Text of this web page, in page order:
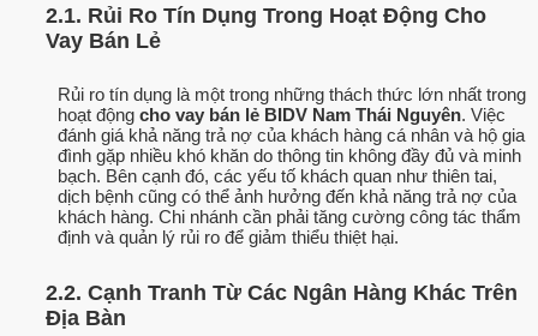
2.1. Rủi Ro Tín Dụng Trong Hoạt Động Cho
Vay Bán Lẻ
Rủi ro tín dụng là một trong những thách thức lớn nhất trong
hoạt động cho vay bán lẻ BIDV Nam Thái Nguyên. Việc
đánh giá khả năng trả nợ của khách hàng cá nhân và hộ gia
đình gặp nhiều khó khăn do thông tin không đầy đủ và minh
bạch. Bên cạnh đó, các yếu tố khách quan như thiên tai,
dịch bệnh cũng có thể ảnh hưởng đến khả năng trả nợ của
khách hàng. Chi nhánh cần phải tăng cường công tác thẩm
định và quản lý rủi ro để giảm thiểu thiệt hại.
2.2. Cạnh Tranh Từ Các Ngân Hàng Khác Trên
Địa Bàn